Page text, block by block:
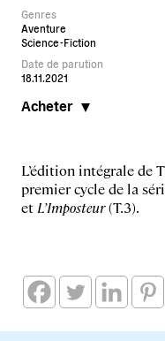
Genres
Aventure
Science-Fiction
Date de parution
18.11.2021
Acheter
L’édition intégrale de
premier cycle de la
et L’Imposteur(T.3).